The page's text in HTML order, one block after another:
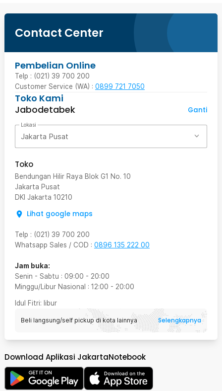
Contact Center
Pembelian Online
Telp : (021) 39 700 200
Customer Service (WA) : 0899 721 7050
Toko Kami
Jabodetabek
Ganti
Lokasi
Jakarta Pusat
Toko
Bendungan Hilir Raya Blok G1 No. 10
Jakarta Pusat
DKI Jakarta 10210
Lihat google maps
Telp : (021) 39 700 200
Whatsapp Sales / COD : 0896 135 222 00
Jam buka:
Senin - Sabtu : 09:00 - 20:00
Minggu/Libur Nasional : 12:00 - 20:00
Idul Fitri: libur
Beli langsung/self pickup di kota lainnya Selengkapnya
Download Aplikasi JakartaNotebook